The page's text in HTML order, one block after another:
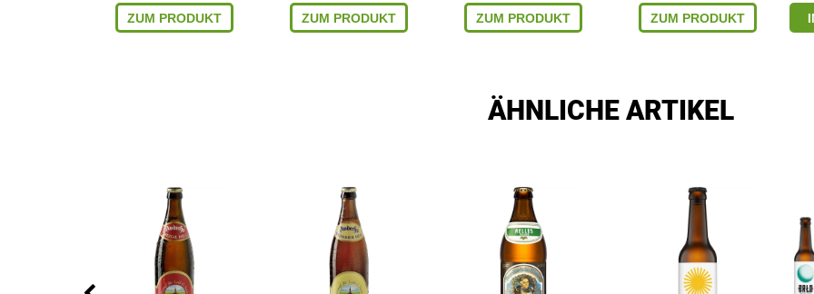
ZUM PRODUKT ZUM PRODUKT ZUM PRODUKT ZUM PRODUKT
ÄHNLICHE ARTIKEL